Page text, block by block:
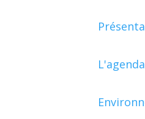
L'agenda